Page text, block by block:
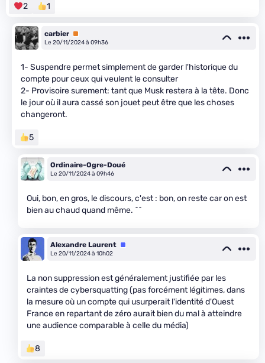
2 1
carbier Premium
Le 20/11/2024 à 09h36
1- Suspendre permet simplement de garder l'historique du
compte pour ceux qui veulent le consulter
2- Provisoire surement: tant que Musk restera à la tête. Donc
le jour où il aura cassé son jouet peut être que les choses
changeront.
5
Ordinaire-Ogre-Doué
Le 20/11/2024 à 09h46
Oui, bon, en gros, le discours, c'est : bon, on reste car on est
bien au chaud quand même. ^^
Alexandre Laurent Équipe
Le 20/11/2024 à 10h02
La non suppression est généralement justifiée par les
craintes de cybersquatting (pas forcément légitimes, dans
la mesure où un compte qui usurperait l'identité d'Ouest
France en repartant de zéro aurait bien du mal à atteindre
une audience comparable à celle du média)
8